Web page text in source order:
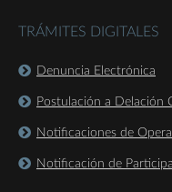
TRÁMITES DIGITALES
Denuncia Electrónica
Postulación a Delación
Notificaciones de
Notificación de